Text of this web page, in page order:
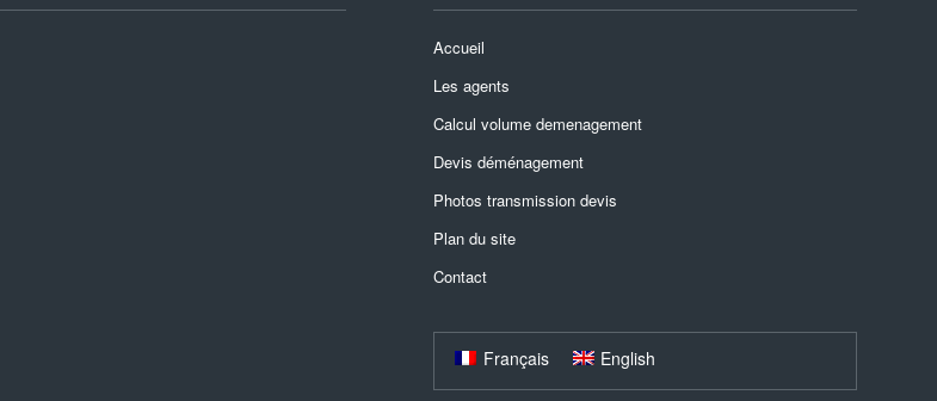
Accueil
Les agents
Calcul volume demenagement
Devis déménagement
Photos transmission devis
Plan du site
Contact
Français English